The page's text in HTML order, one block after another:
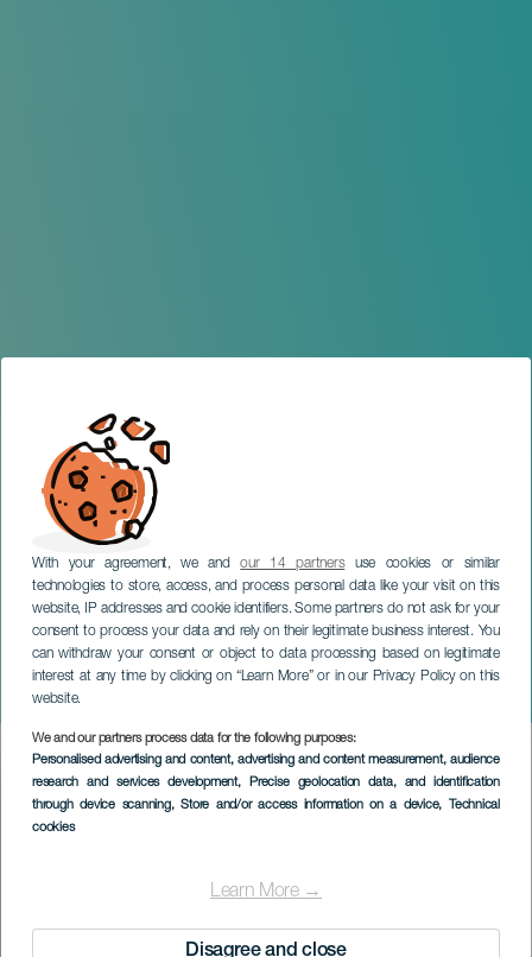
With your agreement, we andour 14 partnersuse cookies or similar
technologies to store, access, and process personal data like your visit on this
website, IP addresses and cookie identifiers. Some partners do not ask for your
consent to process your data and rely on their legitimate business interest. You
can withdraw your consent or object to data processing based on legitimate
interest at any time by clicking on “Learn More” or in our Privacy Policy on this
website.
We and our partners process data for the following purposes:
Personalised advertising and content, advertising and content measurement, audience
research and services development, Precise geolocation data, and identification
through device scanning, Store and/or access information on a device, Technical
cookies
Learn More →
Disagree and close
Temporäre Ausstellung:
Makaronesien 1975-2025
LANZAROTE
Imagen
Listado